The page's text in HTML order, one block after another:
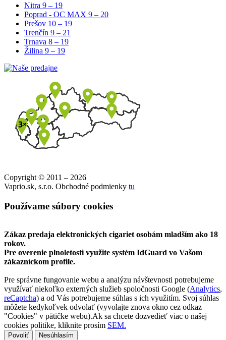
Nitra 9 – 19
Poprad - OC MAX 9 – 20
Prešov 10 – 19
Trenčín 9 – 21
Trnava 8 – 19
Žilina 9 – 19
Copyright © 2011 – 2026
Vaprio.sk, s.r.o. Obchodné podmienky tu
Používame súbory cookies
Zákaz predaja elektronických cigariet osobám mladším ako 18
rokov.
Pre overenie plnoletosti využite systém IdGuard vo Vašom
zákazníckom profile.
Pre správne fungovanie webu a analýzu návštevnosti potrebujeme
využívať niekoľko externých služieb spoločnosti Google (Analytics,
reCaptcha) a od Vás potrebujeme súhlas s ich využitím. Svoj súhlas
môžete kedykoľvek odvolať (vyvolajte znova okno cez odkaz
"Cookies" v pätičke webu).Ak sa chcete dozvedieť viac o našej
cookies politike, kliknite prosím SEM.
Povoliť Nesúhlasím